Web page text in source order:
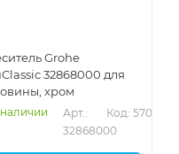
Grohe
32868000 для
хром
Арт.:
32868000
Код: 57047